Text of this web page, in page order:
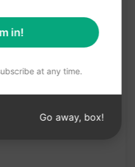
no processo criativo
agora e
inovadora pode
criativo a um
in!
at any time.
Go away, box!